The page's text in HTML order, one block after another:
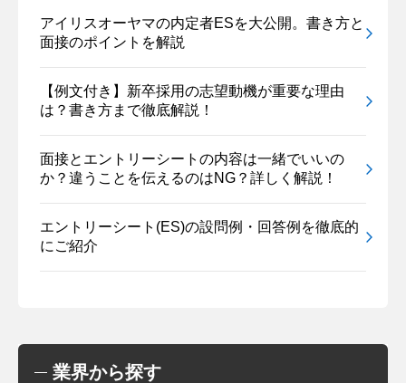
アイリスオーヤマの内定者ESを大公開。書き方と
面接のポイントを解説
【例文付き】新卒採用の志望動機が重要な理由
は？書き方まで徹底解説！
面接とエントリーシートの内容は一緒でいいの
か？違うことを伝えるのはNG？詳しく解説！
エントリーシート(ES)の設問例・回答例を徹底的
にご紹介
業界から探す